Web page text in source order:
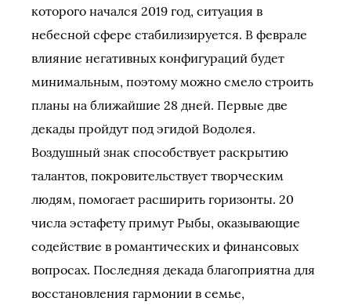
которого начался 2019 год, ситуация в
небесной сфере стабилизируется. В феврале
влияние негативных конфигураций будет
минимальным, поэтому можно смело строить
планы на ближайшие 28 дней. Первые две
декады пройдут под эгидой Водолея.
Воздушный знак способствует раскрытию
талантов, покровительствует творческим
людям, помогает расширить горизонты. 20
числа эстафету примут Рыбы, оказывающие
содействие в романтических и финансовых
вопросах. Последняя декада благоприятна для
восстановления гармонии в семье,